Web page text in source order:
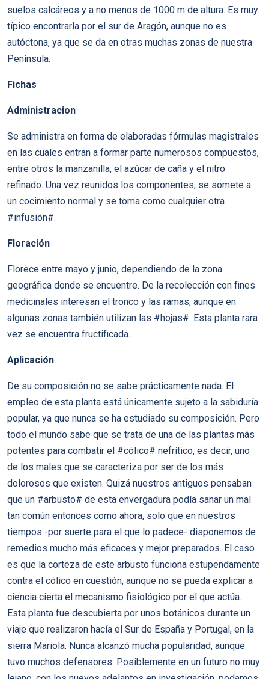
suelos calcáreos y a no menos de 1000 m de altura. Es muy
típico encontrarla por el sur de Aragón, aunque no es
autóctona, ya que se da en otras muchas zonas de nuestra
Península.
Fichas
Administracion
Se administra en forma de elaboradas fórmulas magistrales
en las cuales entran a formar parte numerosos compuestos,
entre otros la manzanilla, el azúcar de caña y el nitro
refinado. Una vez reunidos los componentes, se somete a
un cocimiento normal y se toma como cualquier otra
#infusión#.
Floración
Florece entre mayo y junio, dependiendo de la zona
geográfica donde se encuentre. De la recolección con fines
medicinales interesan el tronco y las ramas, aunque en
algunas zonas también utilizan las #hojas#. Esta planta rara
vez se encuentra fructificada.
Aplicación
De su composición no se sabe prácticamente nada. El
empleo de esta planta está únicamente sujeto a la sabiduría
popular, ya que nunca se ha estudiado su composición. Pero
todo el mundo sabe que se trata de una de las plantas más
potentes para combatir el #cólico# nefrítico, es decir, uno
de los males que se caracteriza por ser de los más
dolorosos que existen. Quizá nuestros antiguos pensaban
que un #arbusto# de esta envergadura podía sanar un mal
tan común entonces como ahora, solo que en nuestros
tiempos -por suerte para el que lo padece- disponemos de
remedios mucho más eficaces y mejor preparados. El caso
es que la corteza de este arbusto funciona estupendamente
contra el cólico en cuestión, aunque no se pueda explicar a
ciencia cierta el mecanismo fisiológico por el que actúa.
Esta planta fue descubierta por unos botánicos durante un
viaje que realizaron hacía el Sur de España y Portugal, en la
sierra Mariola. Nunca alcanzó mucha popularidad, aunque
tuvo muchos defensores. Posiblemente en un futuro no muy